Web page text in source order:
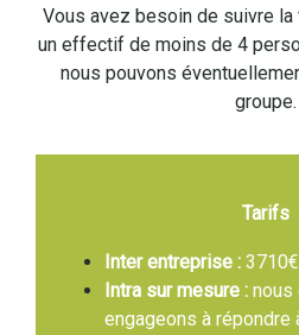
Vous avez besoin de suivre
un effectif de moins de 4
nous pouvons
groupe.
Tarifs
Inter entreprise :
Intra sur mesure :nous
engageons à répondre